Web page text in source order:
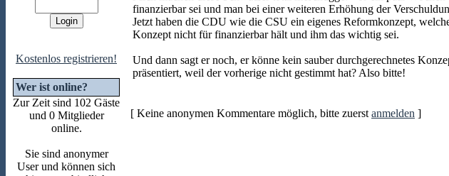
Kostenlos registrieren!
Wer ist online?
Zur Zeit sind 102 Gäste
und 0 Mitglieder
online.
Sie sind anonymer
User und können sich
finanzierbar sei und man bei einer weiteren Erhöhung der
Jetzt haben die CDU wie die CSU ein eigenes Reformkonzept,
Konzept nicht für finanzierbar hält und ihm das wichtig sei.
Und dann sagt er noch, er könne kein sauber durchgerechnetes
präsentiert, weil der vorherige nicht gestimmt hat? Also bitte!
[ Keine anonymen Kommentare möglich, bitte zuerst anmelden ]